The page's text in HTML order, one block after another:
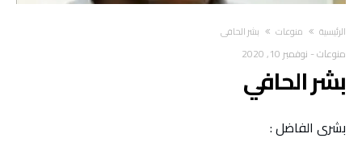
‫الرئيسية‬ منوعات بشر الحافي
منوعات- نوفمبر 10, 2020
بشر الحافي
بشرى الفاضل :